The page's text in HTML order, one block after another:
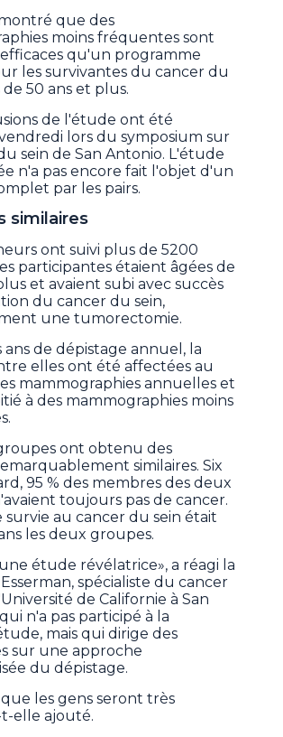
que des
moins fréquentes sont
qu'un programme
les survivantes du cancer du
de 50 ans et plus.
de l'étude ont été
lors du symposium sur
sein de San Antonio. L'étude
n'a pas encore fait l'objet d'un
par les pairs.
similaires
ont suivi plus de 5200
participantes étaient âgées de
et avaient subi avec succès
du cancer du sein,
une tumorectomie.
ans de dépistage annuel, la
elles ont été affectées au
mammographies annuelles et
à des mammographies moins
ont obtenu des
similaires. Six
95 % des membres des deux
toujours pas de cancer.
survie au cancer du sein était
les deux groupes.
étude révélatrice», a réagi la
spécialiste du cancer
de Californie à San
n'a pas participé à la
mais qui dirige des
sur une approche
du dépistage.
que les gens seront très
t-elle ajouté.